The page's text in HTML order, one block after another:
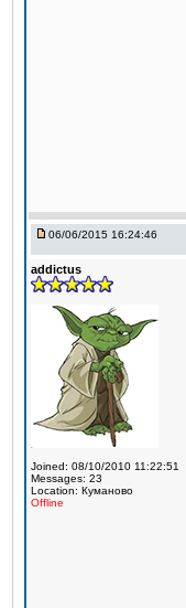
06/06/2015 16:24:46
addictus
Joined: 08/10/2010 11:22:51
Messages: 23
Location: Куманово
Offline